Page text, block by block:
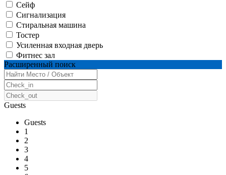
Сейф
Сигнализация
Стиральная машина
Тостер
Усиленная входная дверь
Фитнес зал
Расширенный поиск
Guests
Guests
1
2
3
4
5